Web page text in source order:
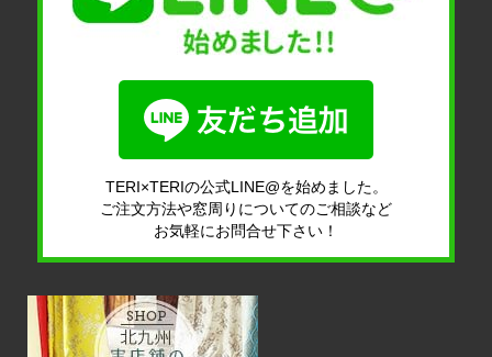
TERI×TERIの公式LINE@を始めました。
ご注文方法や窓周りについてのご相談など
お気軽にお問合せ下さい！